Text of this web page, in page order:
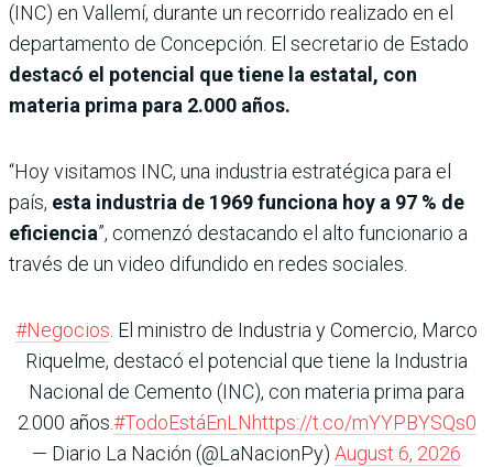
(INC) en Vallemí, durante un recorrido realizado en el
departamento de Concepción. El secretario de Estado
destacó el potencial que tiene la estatal, con
materia prima para 2.000 años.
“Hoy visitamos INC, una industria estratégica para el
país, esta industria de 1969 funciona hoy a 97 % de
eficiencia”, comenzó destacando el alto funcionario a
través de un video difundido en redes sociales.
#Negocios. El ministro de Industria y Comercio, Marco
Riquelme, destacó el potencial que tiene la Industria
Nacional de Cemento (INC), con materia prima para
2.000 años.#TodoEstáEnLNhttps://t.co/mYYPBYSQs0
— Diario La Nación (@LaNacionPy) August 6, 2026